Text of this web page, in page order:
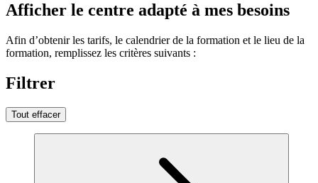
Afficher le centre adapté à mes besoins
Afin d’obtenir les tarifs, le calendrier de la formation et le lieu de la
formation, remplissez les critères suivants :
Filtrer
Tout effacer